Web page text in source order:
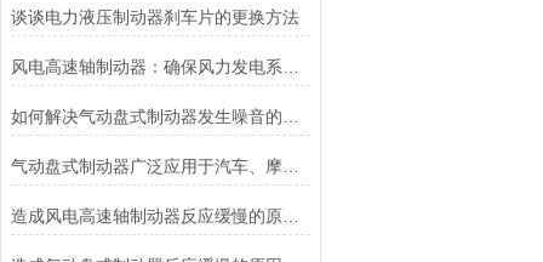
谈谈电力液压制动器刹车片的更换方法
气动盘式制动器广泛应用于汽车、摩托车和自行车等交通工具中
造成风电高速轴制动器反应缓慢的原因有哪些？